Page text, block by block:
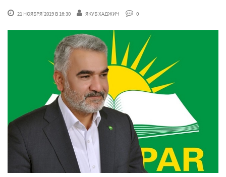
21 НОЯБРЯ'2019 В 16:30 ЯКУБ ХАДЖИЧ 0